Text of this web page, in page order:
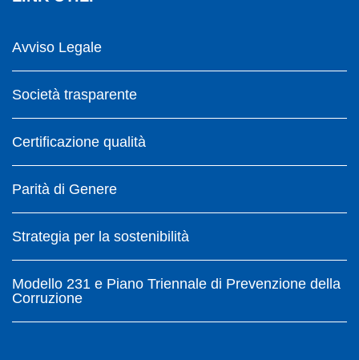
Avviso Legale
Società trasparente
Certificazione qualità
Parità di Genere
Strategia per la sostenibilità
Modello 231 e Piano Triennale di Prevenzione della
Corruzione